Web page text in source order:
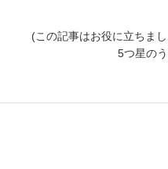
(この記事はお役に立ちま
5つ星の